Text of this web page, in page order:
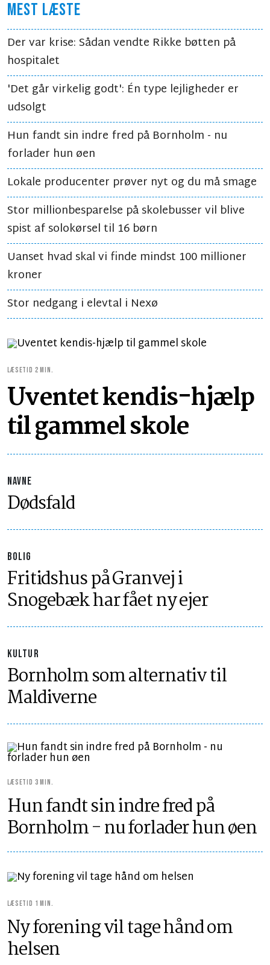
MEST LÆSTE
Der var krise: Sådan vendte Rikke bøtten på
hospitalet
'Det går virkelig godt': Én type lejligheder er
udsolgt
Hun fandt sin indre fred på Bornholm - nu
forlader hun øen
Lokale producenter prøver nyt og du må smage
Stor millionbesparelse på skolebusser vil blive
spist af solokørsel til 16 børn
Uanset hvad skal vi finde mindst 100 millioner
kroner
Stor nedgang i elevtal i Nexø
LÆSETID 2 MIN.
Uventet kendis-hjælp
til gammel skole
NAVNE
Dødsfald
BOLIG
Fritidshus på Granvej i
Snogebæk har fået ny ejer
KULTUR
Bornholm som alternativ til
Maldiverne
LÆSETID 3 MIN.
Hun fandt sin indre fred på
Bornholm - nu forlader hun øen
LÆSETID 1 MIN.
Ny forening vil tage hånd om
helsen